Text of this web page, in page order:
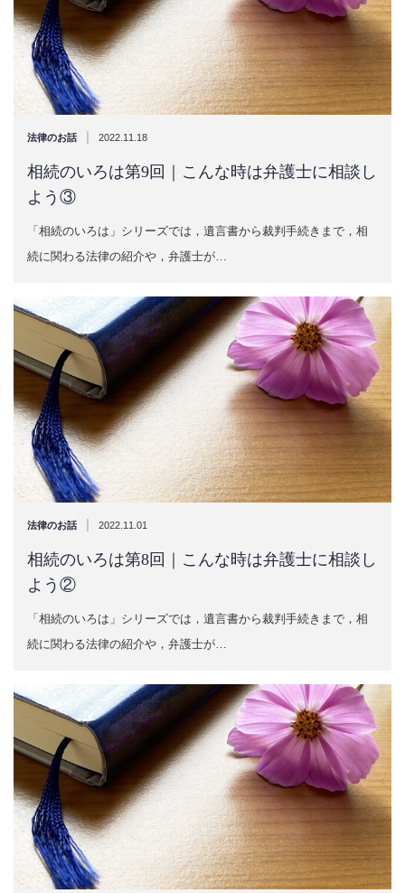
法律のお話 2022.11.18
相続のいろは第9回｜こんな時は弁護士に相談し
よう③
「相続のいろは」シリーズでは，遺言書から裁判手続きまで，相
続に関わる法律の紹介や，弁護士が…
法律のお話 | 2022.11.01
相続のいろは第8回｜こんな時は弁護士に相談し
よう②
「相続のいろは」シリーズでは，遺言書から裁判手続きまで，相
続に関わる法律の紹介や，弁護士が…